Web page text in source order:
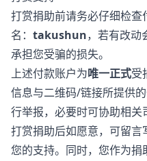
打赏捐助前请务必仔细检
名： takushun，若有改动
承担您受骗的损失。
上述付款账户为唯一正式受
信息与二维码/链接所提供
行举报，必要时可协助相关
打赏捐助后如愿意，可留
您的支持。同时，您作为